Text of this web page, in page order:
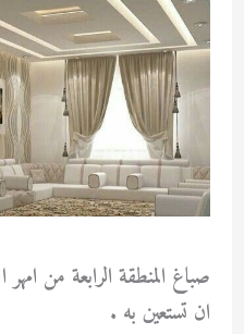
صباغ المنطقة الرابعة من
ان تستعين به .